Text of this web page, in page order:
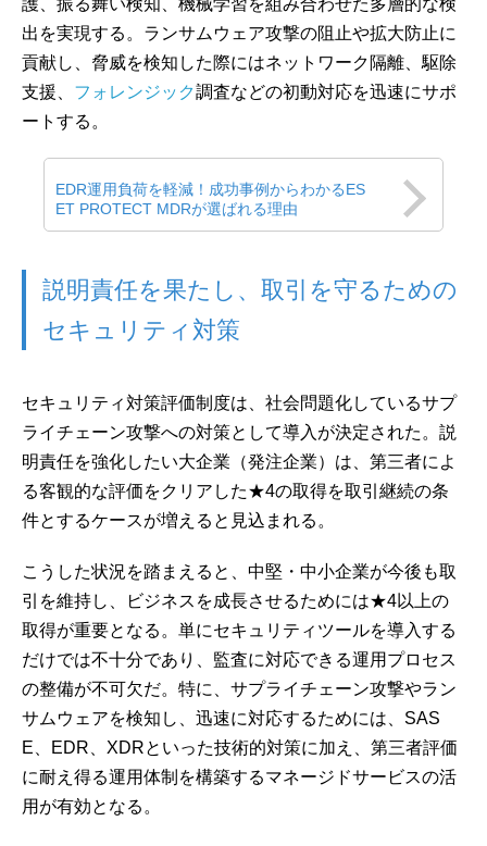
出を実現する。ランサムウェア攻撃の阻止や拡大防止に
貢献し、脅威を検知した際にはネットワーク隔離、駆除
支援、 フォレンジック調査などの初動対応を迅速にサポ
ートする。
EDR運用負荷を軽減！成功事例からわかるES
ET PROTECT MDRが選ばれる理由
説明責任を果たし、取引を守るための
セキュリティ対策
セキュリティ対策評価制度は、社会問題化しているサプ
ライチェーン攻撃への対策として導入が決定された。説
明責任を強化したい大企業（発注企業）は、第三者によ
る客観的な評価をクリアした★4の取得を取引継続の条
件とするケースが増えると見込まれる。
こうした状況を踏まえると、中堅・中小企業が今後も取
引を維持し、ビジネスを成長させるためには★4以上の
取得が重要となる。単にセキュリティツールを導入する
だけでは不十分であり、監査に対応できる運用プロセス
の整備が不可欠だ。特に、サプライチェーン攻撃やラン
サムウェアを検知し、迅速に対応するためには、SAS
E、EDR、XDRといった技術的対策に加え、第三者評価
に耐え得る運用体制を構築するマネージドサービスの活
用が有効となる。